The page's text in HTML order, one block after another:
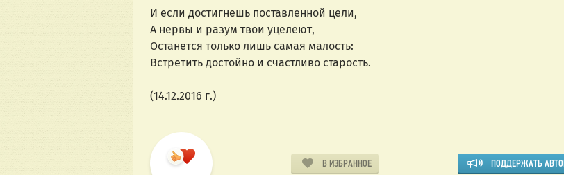
И если достигнешь поставленной цели,
А нервы и разум твои уцелеют,
Останется только лишь самая малость:
Встретить достойно и счастливо старость.
(14.12.2016 г.)
В ИЗБРАННОЕ ПОДДЕРЖАТЬ